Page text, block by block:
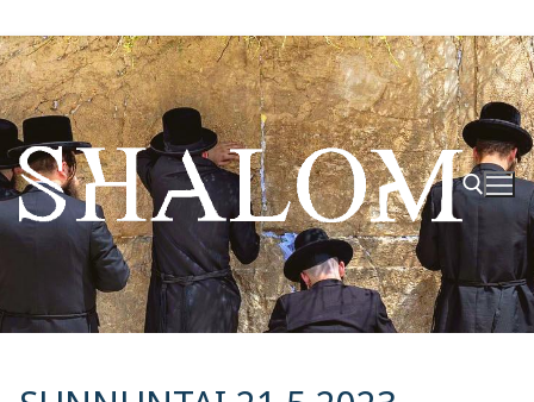
Hyppää
sisältöön
Hae: